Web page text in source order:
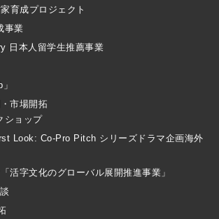
育成プロジェクト
事業
日本人留学生推薦事業
市場開拓
ショップ
Look: Co-Pro Pitch シリーズドラマ企画海外
活字文化のグローバル展開推進事業」